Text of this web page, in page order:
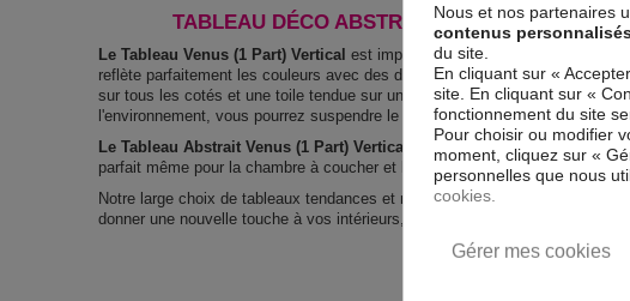
TABLEAU DÉCO ABSTRAIT VENUS (1 PART)
Le Tableau Venus (1 Part) Vertical est imprimé sur un papier intissé
reflète parfaitement les couleurs avec des détails parfaitement reproduits.
sur tous les cotés et une toile tendue sur un châssis fait de matériaux
l'environnement, vous pourrez suspendre le tableau immédiatement sans
Le Tableau Abstrait Venus (1 Part) Vertical
est résistant aux rayons UV,
parfait même pour la chambre à coucher et la chambre des enfants.
Notre large choix de tableaux tendances et modernes constituent un moyen
donner une nouvelle touche à vos intérieurs, il y en a pour tous les goût.
Nous et nos partenaires
contenus
du site.
En cliquant sur «
site. En cliquant sur «
fonctionnement du site
Pour choisir ou modifier
moment, cliquez sur «
personnelles que nous
cookies.
Gérer mes cookies